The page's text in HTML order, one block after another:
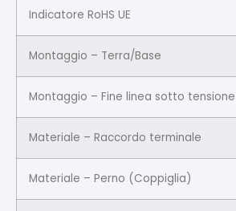
Indicatore RoHS UE
Montaggio – Terra/Base
Montaggio – Fine linea sotto tensione
Materiale – Raccordo terminale
Materiale – Perno (Coppiglia)